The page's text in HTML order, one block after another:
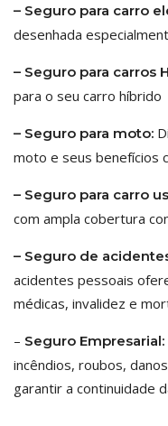
– Seguro para carro
desenhada
– Seguro para carros
para o seu carro híbrido
– Seguro para moto:
moto e seus benefícios
– Seguro para carro
com ampla cobertura
– Seguro de
acidentes pessoais
médicas, invalidez e
– Seguro Empresarial:
incêndios, roubos,
garantir a continuidade